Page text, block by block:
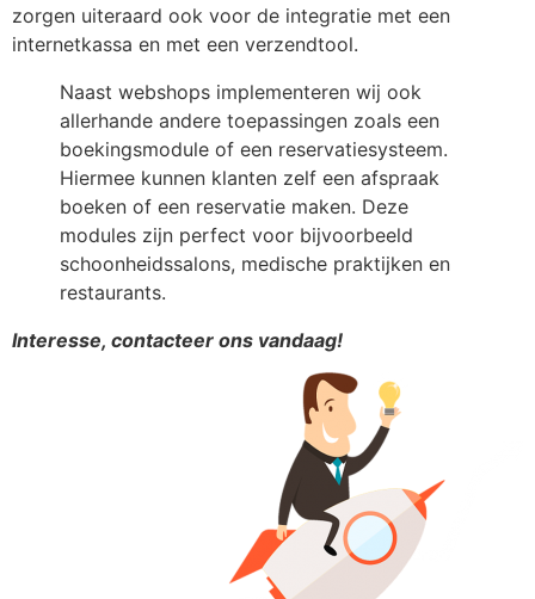
zorgen uiteraard ook voor de integratie met een
internetkassa en met een verzendtool.
Naast webshops implementeren wij ook
allerhande andere toepassingen zoals een
boekingsmodule of een reservatiesysteem.
Hiermee kunnen klanten zelf een afspraak
boeken of een reservatie maken. Deze
modules zijn perfect voor bijvoorbeeld
schoonheidssalons, medische praktijken en
restaurants.
Interesse, contacteer ons vandaag!